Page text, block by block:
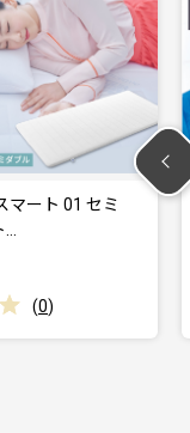
ーヴ ベッド マットレス
グ…